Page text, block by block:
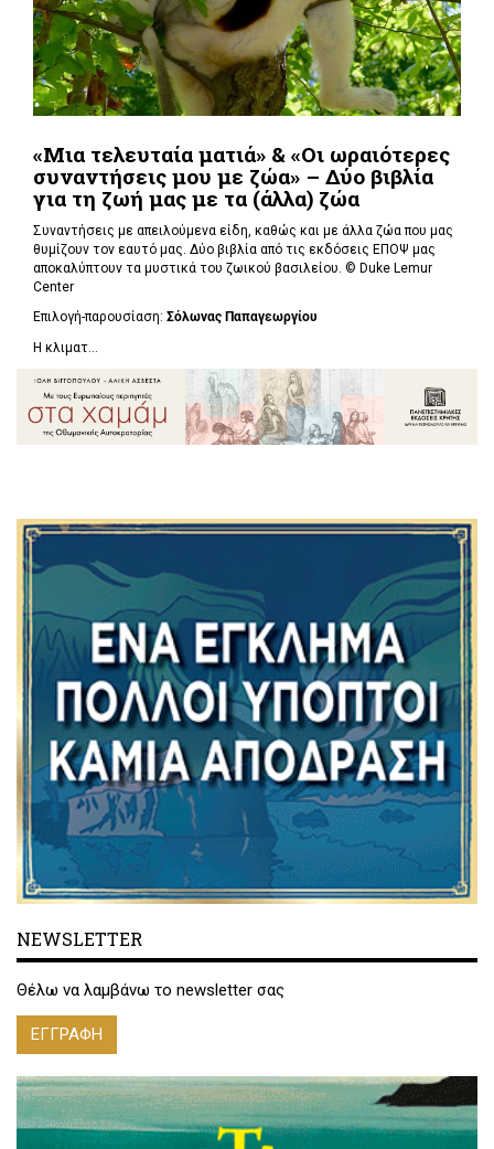
«Μια τελευταία ματιά» & «Οι ωραιότερες
συναντήσεις μου με ζώα» – Δύο βιβλία
για τη ζωή μας με τα (άλλα) ζώα
Συναντήσεις με απειλούμενα είδη, καθώς και με άλλα ζώα που μας
θυμίζουν τον εαυτό μας. Δύο βιβλία από τις εκδόσεις ΕΠΟΨ μας
αποκαλύπτουν τα μυστικά του ζωικού βασιλείου. © Duke Lemur
Center
Επιλογή-παρουσίαση: Σόλωνας Παπαγεωργίου
Η κλιματ...
NEWSLETTER
Θέλω να λαμβάνω το newsletter σας
ΕΓΓΡΑΦΗ